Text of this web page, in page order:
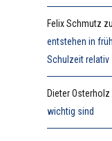
Felix Schmutz
entstehen in
Schulzeit relativ
Dieter Osterholz
wichtig sind